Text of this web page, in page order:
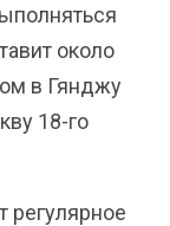
около
в Гянджу
18-го
регулярное